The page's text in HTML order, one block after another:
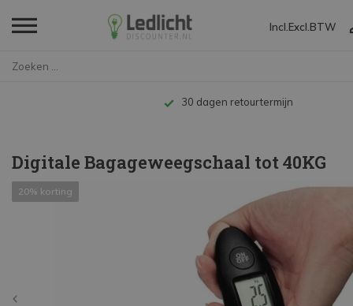
Incl. Excl. BTW
Tot 10 jaar garantie
Digitale Bagageweegschaal tot 40KG
20% korting